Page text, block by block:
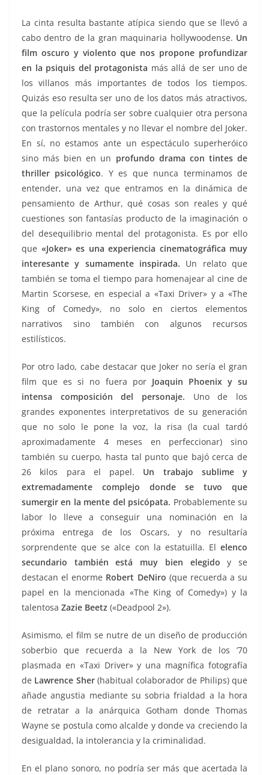
La cinta resulta bastante atípica siendo que se llevó a
cabo dentro de la gran maquinaria hollywoodense. Un
film oscuro y violento que nos propone profundizar
en la psiquis del protagonista más allá de ser uno de
los villanos más importantes de todos los tiempos.
Quizás eso resulta ser uno de los datos más atractivos,
que la película podría ser sobre cualquier otra persona
con trastornos mentales y no llevar el nombre del Joker.
En sí, no estamos ante un espectáculo superheróico
sino más bien en un profundo drama con tintes de
thriller psicológico. Y es que nunca terminamos de
entender, una vez que entramos en la dinámica de
pensamiento de Arthur, qué cosas son reales y qué
cuestiones son fantasías producto de la imaginación o
del desequilibrio mental del protagonista. Es por ello
que «Joker» es una experiencia cinematográfica muy
interesante y sumamente inspirada. Un relato que
también se toma el tiempo para homenajear al cine de
Martin Scorsese, en especial a «Taxi Driver» y a «The
King of Comedy», no solo en ciertos elementos
narrativos sino también con algunos recursos
estilísticos.
Por otro lado, cabe destacar que Joker no sería el gran
film que es si no fuera por Joaquin Phoenix y su
intensa composición del personaje. Uno de los
grandes exponentes interpretativos de su generación
que no solo le pone la voz, la risa (la cual tardó
aproximadamente 4 meses en perfeccionar) sino
también su cuerpo, hasta tal punto que bajó cerca de
26 kilos para el papel. Un trabajo sublime y
extremadamente complejo donde se tuvo que
sumergir en la mente del psicópata. Probablemente su
labor lo lleve a conseguir una nominación en la
próxima entrega de los Oscars, y no resultaría
sorprendente que se alce con la estatuilla. El elenco
secundario también está muy bien elegido y se
destacan el enorme Robert DeNiro (que recuerda a su
papel en la mencionada «The King of Comedy») y la
talentosa Zazie Beetz («Deadpool 2»).
Asimismo, el film se nutre de un diseño de producción
soberbio que recuerda a la New York de los ’70
plasmada en «Taxi Driver» y una magnífica fotografía
de Lawrence Sher(habitual colaborador de Philips) que
añade angustia mediante su sobria frialdad a la hora
de retratar a la anárquica Gotham donde Thomas
Wayne se postula como alcalde y donde va creciendo la
desigualdad, la intolerancia y la criminalidad.
En el plano sonoro, no podría ser más que acertada la